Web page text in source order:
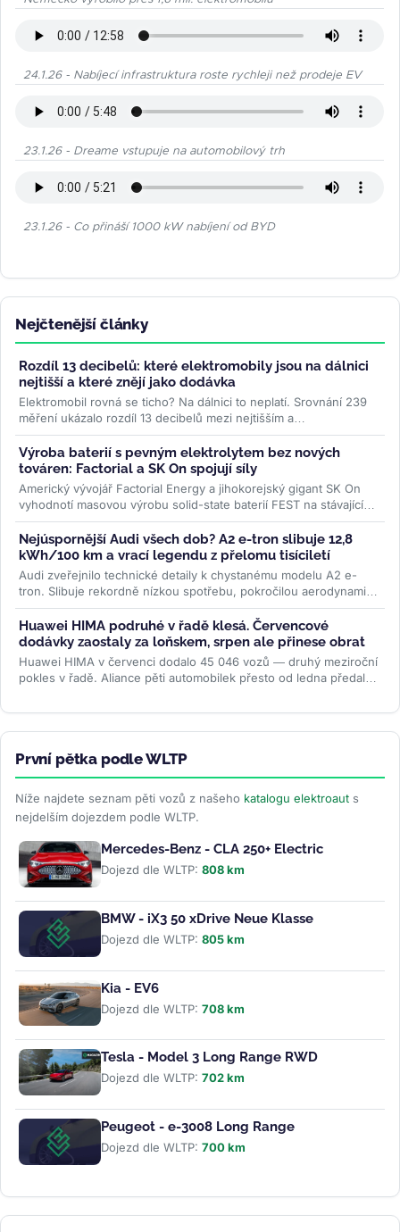
24.1.26 - Nabíjecí infrastruktura roste rychleji než prodeje EV
23.1.26 - Dreame vstupuje na automobilový trh
23.1.26 - Co přináší 1000 kW nabíjení od BYD
Nejčtenější články
Rozdíl 13 decibelů: které elektromobily jsou na dálnici
nejtišší a které znějí jako dodávka
Elektromobil rovná se ticho? Na dálnici to neplatí. Srovnání 239
měření ukázalo rozdíl 13 decibelů mezi nejtišším a
nejhlučnějším...>>
Výroba baterií s pevným elektrolytem bez nových
továren: Factorial a SK On spojují síly
Americký vývojář Factorial Energy a jihokorejský gigant SK On
vyhodnotí masovou výrobu solid-state baterií FEST na stávajících
linkách....>>
Nejúspornější Audi všech dob? A2 e-tron slibuje 12,8
kWh/100 km a vrací legendu z přelomu tisíciletí
Audi zveřejnilo technické detaily k chystanému modelu A2 e-
tron. Slibuje rekordně nízkou spotřebu, pokročilou aerodynamiku
i LFP baterii....>>
Huawei HIMA podruhé v řadě klesá. Červencové
dodávky zaostaly za loňskem, srpen ale přinese obrat
Huawei HIMA v červenci dodalo 45 046 vozů — druhý meziroční
pokles v řadě. Aliance pěti automobilek přesto od ledna předala
První pětka podle WLTP
Níže najdete seznam pěti vozů z našeho katalogu elektroaut s
nejdelším dojezdem podle WLTP.
Mercedes-Benz - CLA 250+ Electric
Dojezd dle WLTP: 808 km
BMW - iX3 50 xDrive Neue Klasse
Dojezd dle WLTP: 805 km
Kia - EV6
Dojezd dle WLTP: 708 km
Tesla - Model 3 Long Range RWD
Dojezd dle WLTP: 702 km
Peugeot - e-3008 Long Range
Dojezd dle WLTP: 700 km